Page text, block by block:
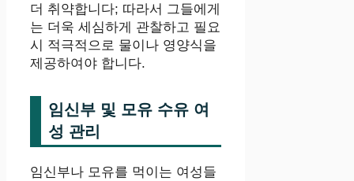
더 취약합니다; 따라서 그들에게
는 더욱 세심하게 관찰하고 필요
시 적극적으로 물이나 영양식을
제공하여야 합니다.
임신부 및 모유 수유 여
성 관리
임신부나 모유를 먹이는 여성들